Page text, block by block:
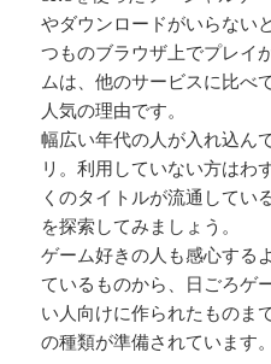
やダウンロードがいらない
つものブラウザ上でプレイ
ムは、他のサービスに比べ
人気の理由です。
幅広い年代の人が入れ込ん
リ。利用していない方はわ
くのタイトルが流通してい
を探索してみましょう。
ゲーム好きの人も感心する
ているものから、日ごろゲ
い人向けに作られたものま
の種類が準備されています。